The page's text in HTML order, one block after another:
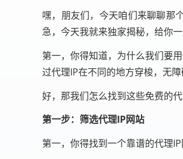
嘿，朋友们，今天咱们来聊聊那
急，今天我就来独家揭秘，给你
第一，你得知道，为什么我们要
过代理IP在不同的地方穿梭，无
好，那我们怎么找到这些免费的
第一步：筛选代理IP网站
第一，你得找到一个靠谱的代理